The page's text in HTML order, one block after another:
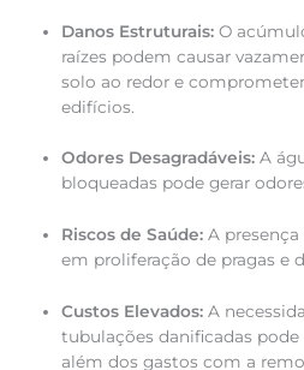
Danos Estruturais: O
raízes podem causar
solo ao redor e
edifícios.
Odores Desagradáveis: A
bloqueadas pode gerar
Riscos de Saúde: A
em proliferação de pragas e
Custos Elevados: A
tubulações danificadas
além dos gastos com a